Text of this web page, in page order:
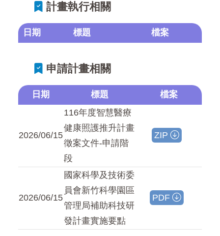
計畫執行相關
日期 標題 檔案
申請計畫相關
日期 標題 檔案
2026/06/15
116年度智慧醫療
健康照護推升計畫
徵案文件-申請階
段
ZIP
2026/06/15
國家科學及技術委
員會新竹科學園區
管理局補助科技研
發計畫實施要點
PDF